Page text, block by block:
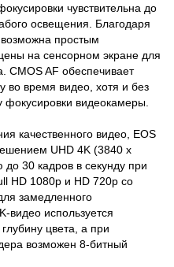
чувствительна до
освещения. Благодаря
простым
на сенсорном экране для
CMOS AF обеспечивает
во время видео, хотя и без
фокусировки видеокамеры.
качественного видео, EOS
UHD 4K (3840 x
30 кадров в секунду при
HD 1080p и HD 720p со
замедленного
видео используется
цвета, а при
возможен 8-битный